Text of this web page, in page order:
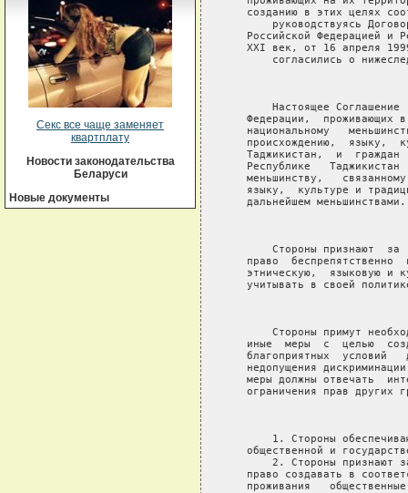
Секс все чаще заменяет
квартплату
Новости законодательства
Беларуси
Новые документы